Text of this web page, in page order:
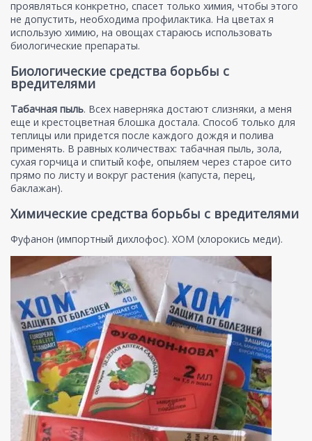
проявляться конкретно, спасет только химия, чтобы этого
не допустить, необходима профилактика. На цветах я
использую химию, на овощах стараюсь использовать
биологические препараты.
Биологические средства борьбы с
вредителями
Табачная пыль. Всех наверняка достают слизняки, а меня
еще и крестоцветная блошка достала. Способ только для
теплицы или придется после каждого дождя и полива
применять. В равных количествах: табачная пыль, зола,
сухая горчица и спитый кофе, опыляем через старое сито
прямо по листу и вокруг растения (капуста, перец,
баклажан).
Химические средства борьбы с вредителями
Фуфанон (импортный дихлофос). ХОМ (хлорокись меди).